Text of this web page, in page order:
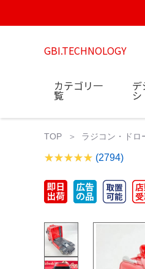
GBI.TECHNOLOGY
カテゴリ一
覧
デ
シ
TOP ラジコン・ドロ
(2794)